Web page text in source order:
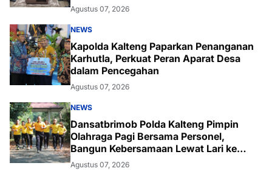
Agustus 07, 2026
NEWS
Kapolda Kalteng Paparkan Penanganan
Karhutla, Perkuat Peran Aparat Desa
dalam Pencegahan
Agustus 07, 2026
NEWS
Dansatbrimob Polda Kalteng Pimpin
Olahraga Pagi Bersama Personel,
Bangun Kebersamaan Lewat Lari ke
Bukit Baranahu
Agustus 07, 2026